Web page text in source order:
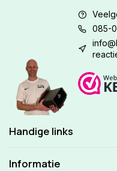
085-
Handige links
Informatie